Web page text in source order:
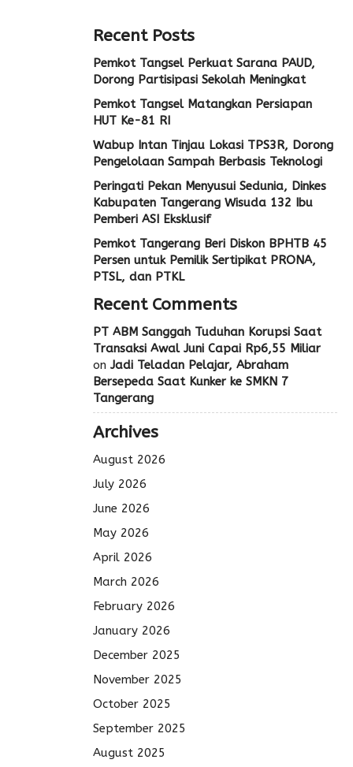
Recent Posts
Pemkot Tangsel Perkuat Sarana PAUD,
Dorong Partisipasi Sekolah Meningkat
Pemkot Tangsel Matangkan Persiapan
HUT Ke-81 RI
Wabup Intan Tinjau Lokasi TPS3R, Dorong
Pengelolaan Sampah Berbasis Teknologi
Peringati Pekan Menyusui Sedunia, Dinkes
Kabupaten Tangerang Wisuda 132 Ibu
Pemberi ASI Eksklusif
Pemkot Tangerang Beri Diskon BPHTB 45
Persen untuk Pemilik Sertipikat PRONA,
PTSL, dan PTKL
Recent Comments
PT ABM Sanggah Tuduhan Korupsi Saat
Transaksi Awal Juni Capai Rp6,55 Miliar
on Jadi Teladan Pelajar, Abraham
Bersepeda Saat Kunker ke SMKN 7
Tangerang
Archives
August 2026
July 2026
June 2026
May 2026
April 2026
March 2026
February 2026
January 2026
December 2025
November 2025
October 2025
September 2025
August 2025